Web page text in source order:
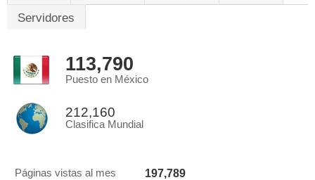
Servidores
113,790
Puesto en México
212,160
Clasifica Mundial
Páginas vistas al mes 197,789